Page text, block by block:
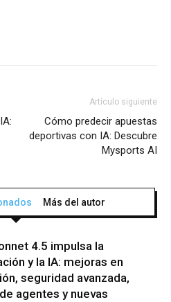
Artículo siguiente
Cómo predecir apuestas
deportivas con IA: Descubre
Mysports AI
Más del autor
4.5 impulsa la
y la IA: mejoras en
seguridad avanzada,
agentes y nuevas